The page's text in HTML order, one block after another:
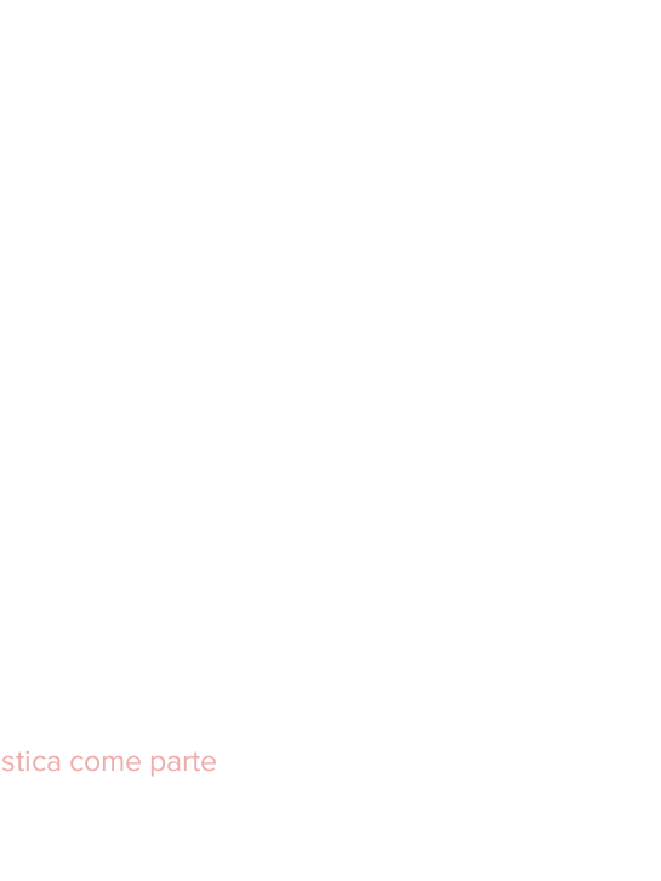
come parte